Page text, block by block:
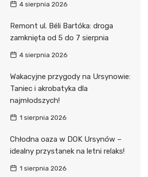
4 sierpnia 2026
Remont ul. Béli Bartóka: droga
zamknięta od 5 do 7 sierpnia
4 sierpnia 2026
Wakacyjne przygody na Ursynowie:
Taniec i akrobatyka dla
najmłodszych!
1 sierpnia 2026
Chłodna oaza w DOK Ursynów –
idealny przystanek na letni relaks!
1 sierpnia 2026